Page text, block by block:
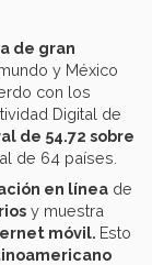
de gran
y México
con los
Digital de
de 54.72 sobre
de 64 países.
en línea de
y muestra
móvil. Esto